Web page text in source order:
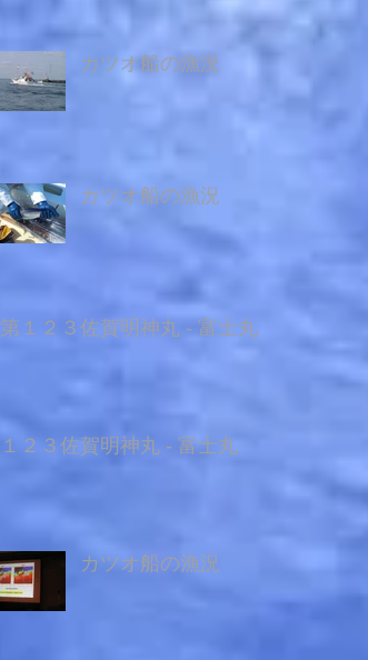
カツオ船の漁況
カツオ船の漁況
第１２３佐賀明神丸 - 富士丸
１２３佐賀明神丸 - 富士丸
カツオ船の漁況